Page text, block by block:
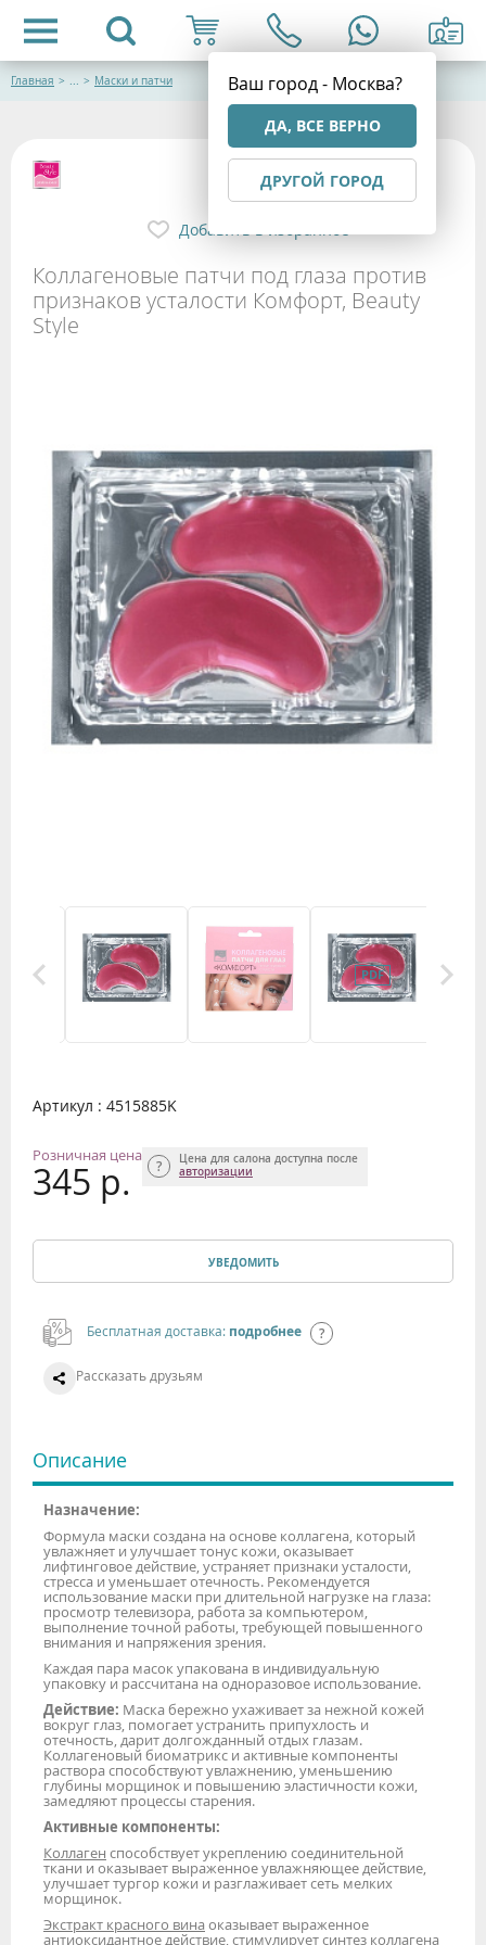
Ваш город - Москва?
ДА, ВСЕ ВЕРНО
ДРУГОЙ ГОРОД
Главная > ... > Маски и патчи
Коллагеновые патчи под глаза против
признаков усталости Комфорт, Beauty
Style
Добавить в избранное
Артикул : 4515885K
Розничная цена
345 р.
Цена для салона доступна после
авторизации
УВЕДОМИТЬ
Бесплатная доставка: подробнее
Рассказать друзьям
Описание
Назначение:
Формула маски создана на основе коллагена, который
увлажняет и улучшает тонус кожи, оказывает
лифтинговое действие, устраняет признаки усталости,
стресса и уменьшает отечность. Рекомендуется
использование маски при длительной нагрузке на глаза:
просмотр телевизора, работа за компьютером,
выполнение точной работы, требующей повышенного
внимания и напряжения зрения.
Каждая пара масок упакована в индивидуальную
упаковку и рассчитана на одноразовое использование.
Действие: Маска бережно ухаживает за нежной кожей
вокруг глаз, помогает устранить припухлость и
отечность, дарит долгожданный отдых глазам.
Коллагеновый биоматрикс и активные компоненты
раствора способствуют увлажнению, уменьшению
глубины морщинок и повышению эластичности кожи,
замедляют процессы старения.
Активные компоненты:
Коллаген способствует укреплению соединительной
ткани и оказывает выраженное увлажняющее действие,
улучшает тургор кожи и разглаживает сеть мелких
морщинок.
Экстракт красного вина оказывает выраженное
антиоксидантное действие, стимулирует синтез коллагена